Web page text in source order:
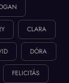
CLARA
DÓRA
FELICITÁS